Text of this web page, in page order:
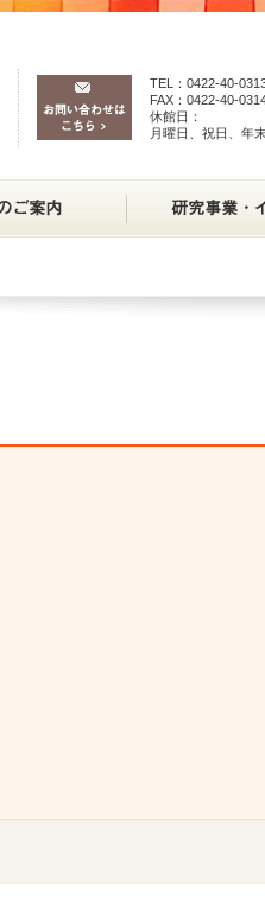
TEL：0422-40-
FAX：0422-40-
休館日：
月曜日、祝日、年